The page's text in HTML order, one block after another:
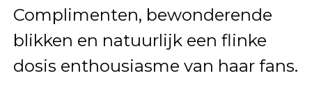
Complimenten, bewonderende
blikken en natuurlijk een flinke
dosis enthousiasme van haar fans.